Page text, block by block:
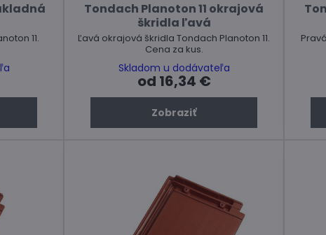
11.
Tondach Planoton 11 okrajová
škridla ľavá
Ľavá okrajová škridla Tondach Planoton 11.
Cena za kus.
Skladom u dodávateľa
od 16,34 €
Zobraziť